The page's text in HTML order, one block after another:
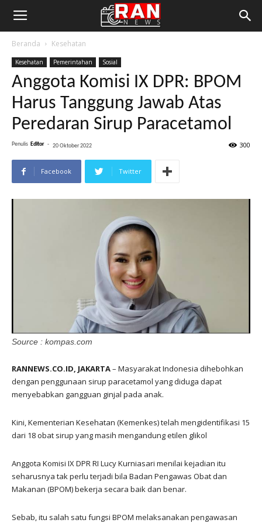
Beranda Kesehatan
Kesehatan Pemerintahan Sosial
Anggota Komisi IX DPR: BPOM
Harus Tanggung Jawab Atas
Peredaran Sirup Paracetamol
Penulis Editor - 20 Oktober 2022 300
Facebook Twitter
Source : kompas.com
RANNEWS.CO.ID, JAKARTA– Masyarakat Indonesia dihebohkan
dengan penggunaan sirup paracetamol yang diduga dapat
menyebabkan gangguan ginjal pada anak.
Kini, Kementerian Kesehatan (Kemenkes) telah mengidentifikasi 15
dari 18 obat sirup yang masih mengandung etilen glikol
Anggota Komisi IX DPR RI Lucy Kurniasari menilai kejadian itu
seharusnya tak perlu terjadi bila Badan Pengawas Obat dan
Makanan (BPOM) bekerja secara baik dan benar.
Sebab, itu salah satu fungsi BPOM melaksanakan pengawasan